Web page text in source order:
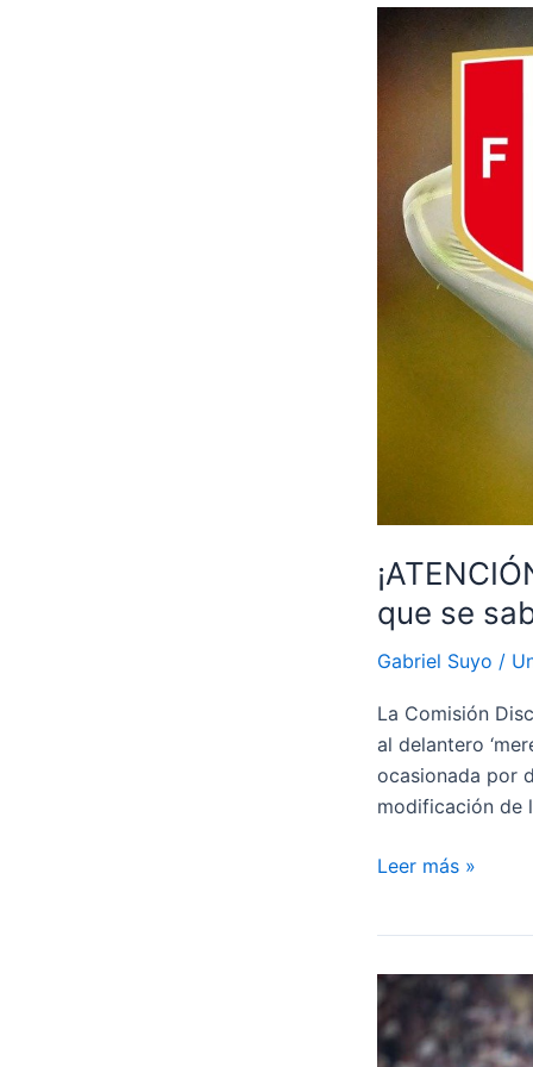
que se
Gabriel Suyo /
La Comisión
al delantero
ocasionada por
modificación de
¡ATENCIÓN
conoció
la
fecha
Leer más »